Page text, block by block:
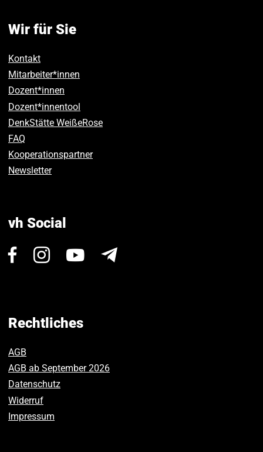
Wir für Sie
Kontakt
Mitarbeiter*innen
Dozent*innen
Dozent*innentool
DenkStätte WeißeRose
FAQ
Kooperationspartner
Newsletter
vh Social
Besuchen
Facebook.
Besuchen
Instagram.
Besuchen
Rechtliches
AGB
AGB ab September 2026
Datenschutz
Widerruf
Impressum